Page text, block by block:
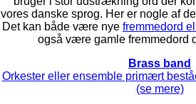
vores danske sprog. Her er nogle af
Det kan både være nye fremmedord
også være gamle fremmedord
Brass band
Orkester eller ensemble primært
(se mere)